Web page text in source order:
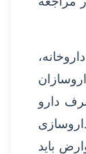
دارو
باید